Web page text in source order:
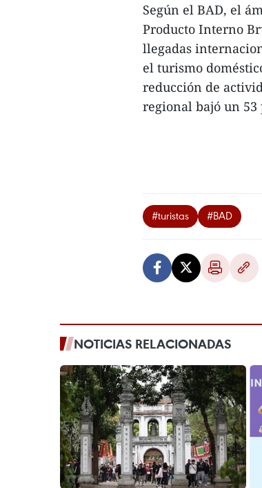
Según el BAD, el
Producto Interno
llegadas
el turismo
reducción de
regional bajó un 53
#turistas #BAD
NOTICIAS RELACIONADAS